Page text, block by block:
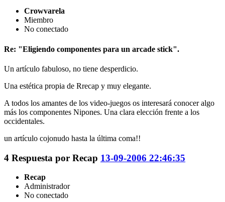
Crowvarela
Miembro
No conectado
Re: "Eligiendo componentes para un arcade stick".
Un artículo fabuloso, no tiene desperdicio.
Una estética propia de Rrecap y muy elegante.
A todos los amantes de los video-juegos os interesará conocer algo
más los componentes Nipones. Una clara elección frente a los
occidentales.
un artículo cojonudo hasta la última coma!!
4 Respuesta por Recap 13-09-2006 22:46:35
Recap
Administrador
No conectado